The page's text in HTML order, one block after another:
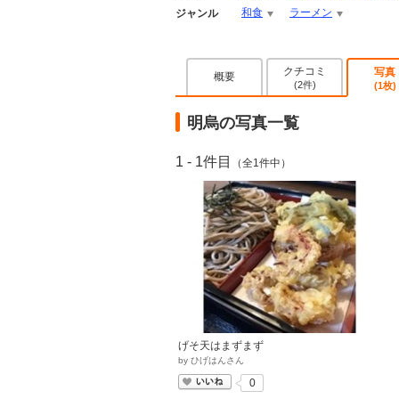
ジャンル
和食 ラーメン
概要 クチコミ
(2件)
写真
(1枚)
明烏の写真一覧
1 - 1件目 （全1件中）
げそ天はまずまず
by ひげはんさん
いいね
0